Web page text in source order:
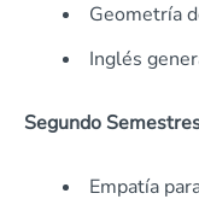
Geometría
Inglés
Segundo
Empatía